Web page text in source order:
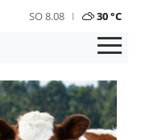
SO 8.08 30 °C